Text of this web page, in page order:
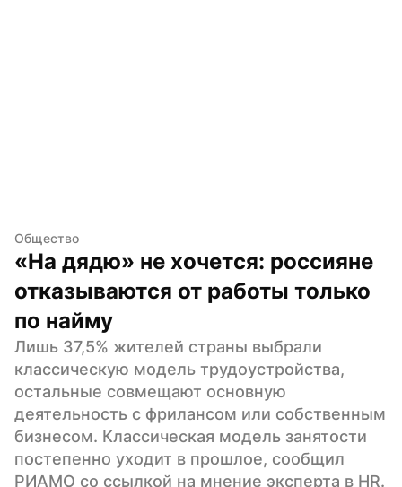
Общество
«На дядю» не хочется: россияне
отказываются от работы только
по найму
Лишь 37,5% жителей страны выбрали
классическую модель трудоустройства,
остальные совмещают основную
деятельность с фрилансом или собственным
бизнесом. Классическая модель занятости
постепенно уходит в прошлое, сообщил
РИАМО со ссылкой на мнение эксперта в HR.